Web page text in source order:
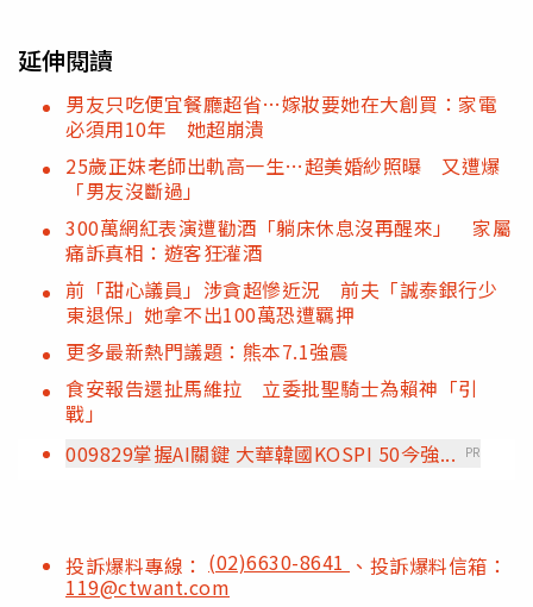
延伸閱讀
男友只吃便宜餐廳超省…嫁妝要她在大創買：家電
必須用10年 她超崩潰
25歲正妹老師出軌高一生…超美婚紗照曝 又遭爆
「男友沒斷過」
300萬網紅表演遭勸酒「躺床休息沒再醒來」 家屬
痛訴真相：遊客狂灌酒
前「甜心議員」涉貪超慘近況 前夫「誠泰銀行少
東退保」她拿不出100萬恐遭羈押
更多最新熱門議題：熊本7.1強震
食安報告還扯馬維拉 立委批聖騎士為賴神「引
戰」
009829掌握AI關鍵 大華韓國KOSPI 50今強...
PR
投訴爆料專線： (02)6630-8641 、投訴爆料信箱：
119@ctwant.com